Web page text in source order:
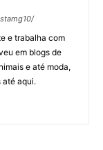
e trabalha com
em blogs de
e até moda,
até aqui.